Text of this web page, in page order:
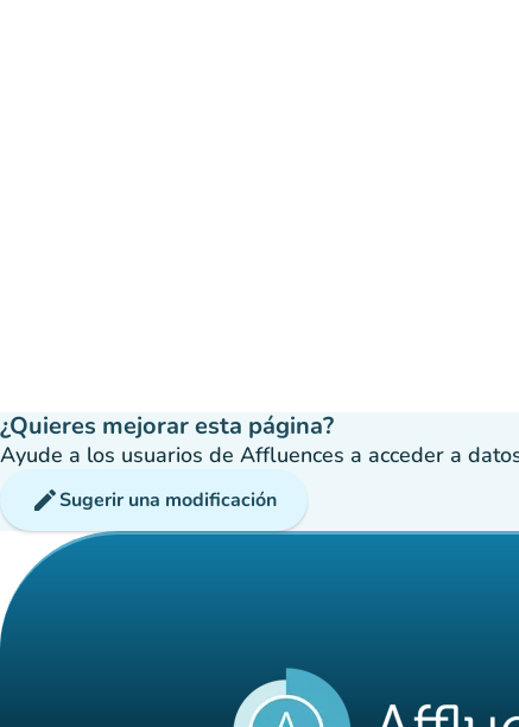
¿Quieres mejorar esta página?
Ayude a los usuarios de Affluences a acceder a
editSugerir una modificación